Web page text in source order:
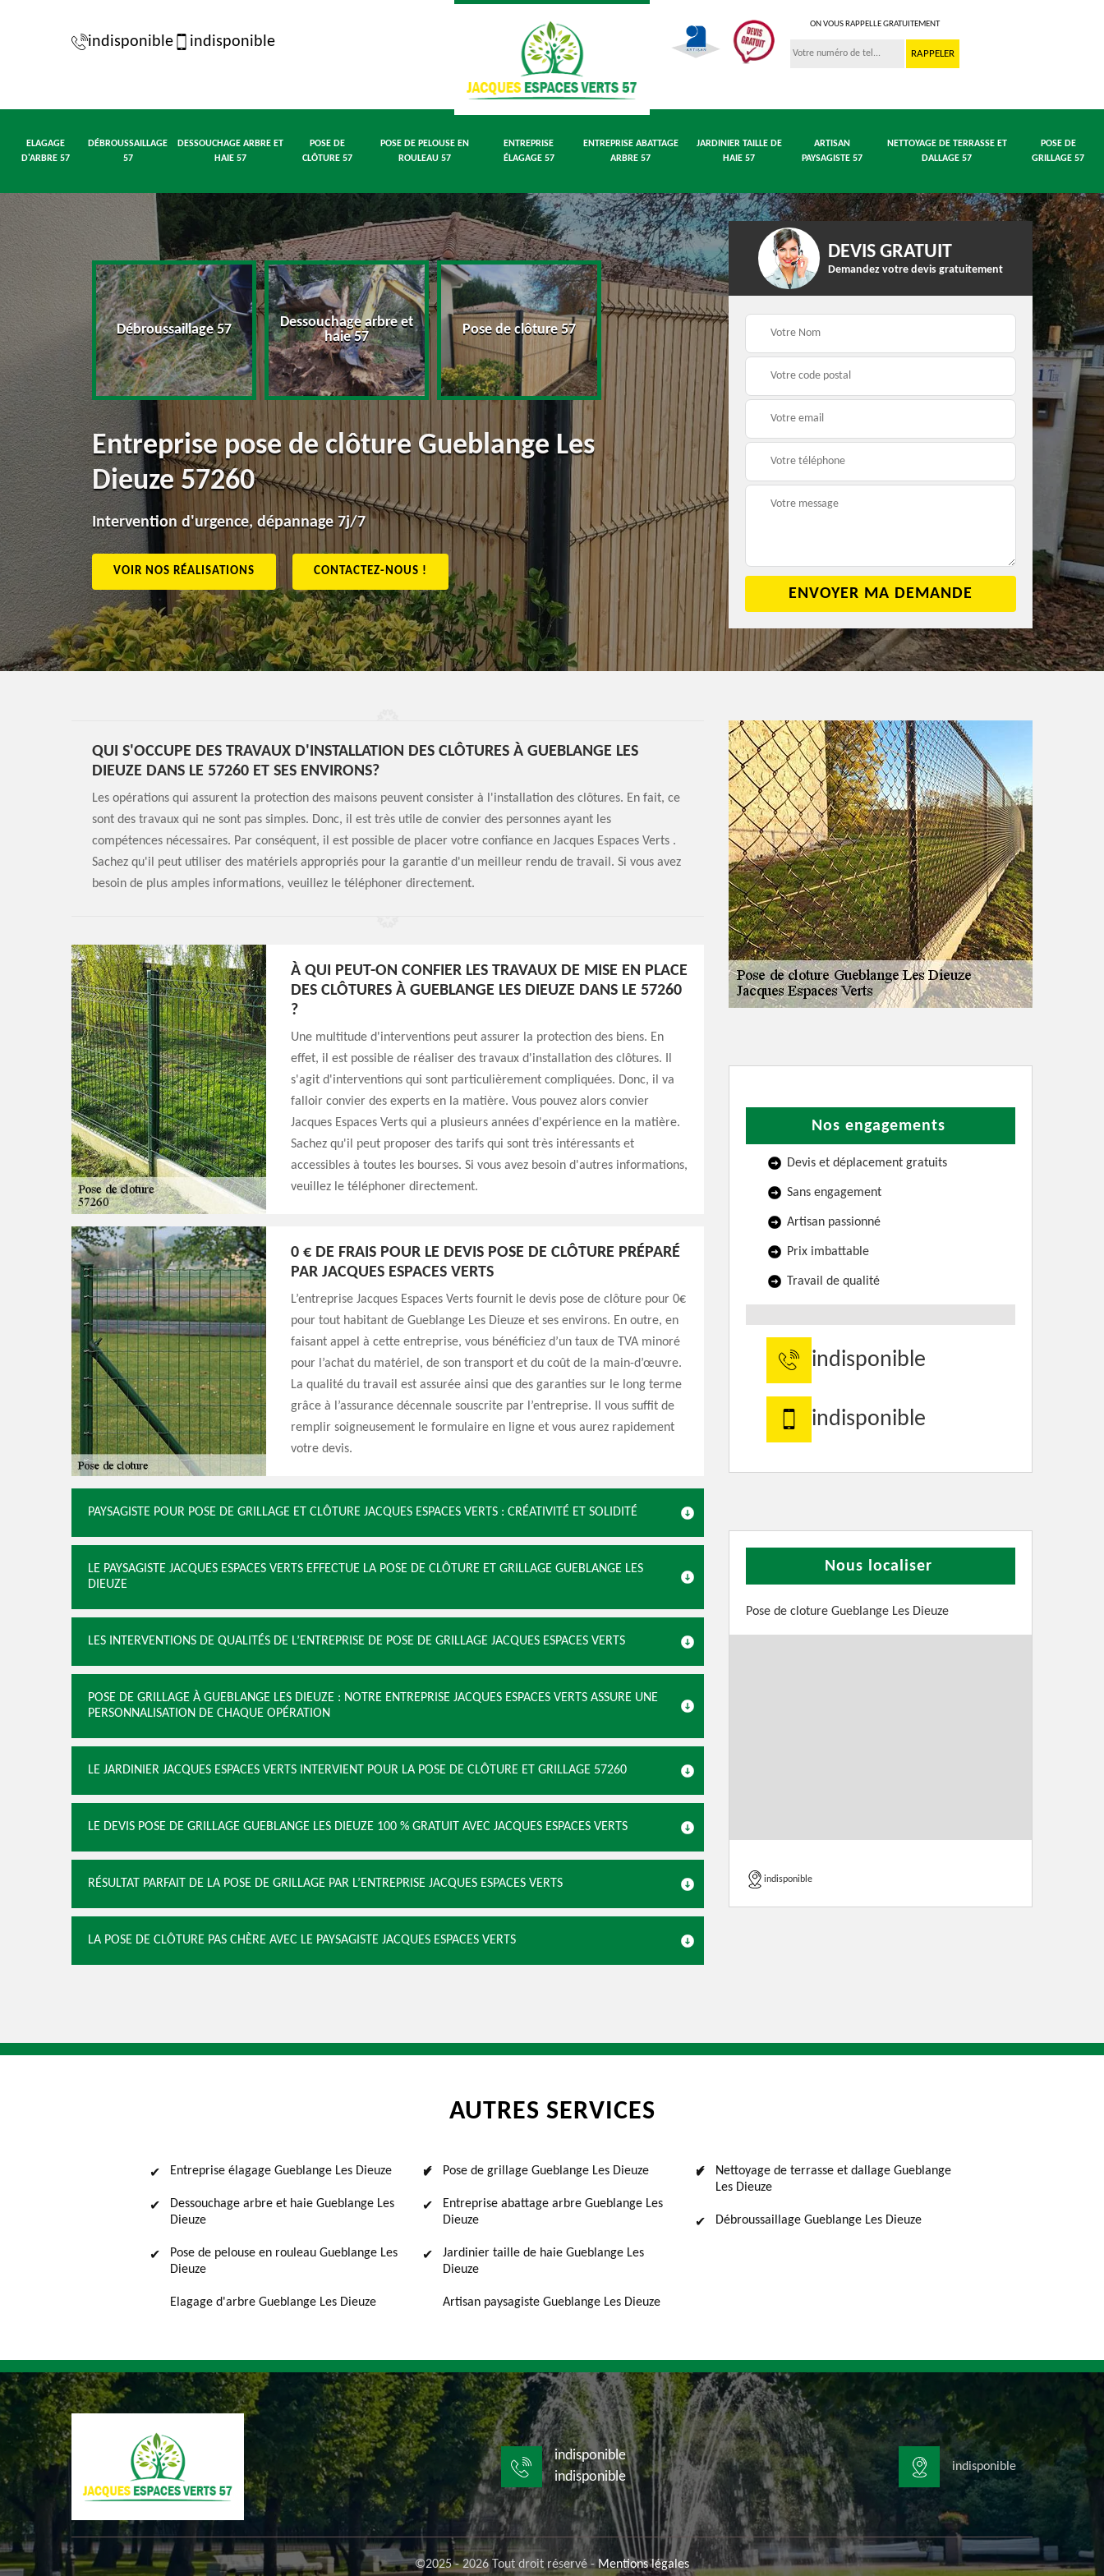
indisponible indisponible
ON VOUS RAPPELLE GRATUITEMENT
ELAGAGE
D'ARBRE 57
DÉBROUSSAILLAGE
57
DESSOUCHAGE ARBRE ET
HAIE 57
POSE DE
CLÔTURE 57
POSE DE PELOUSE EN
ROULEAU 57
ENTREPRISE
ÉLAGAGE 57
ENTREPRISE ABATTAGE
ARBRE 57
JARDINIER TAILLE DE
HAIE 57
ARTISAN
PAYSAGISTE 57
NETTOYAGE DE TERRASSE ET
DALLAGE 57
POSE DE
GRILLAGE 57
57 Débroussaillage 57
Dessouchage arbre et
haie 57
Pose de clôture 57
Pose de pelouse en
rouleau 57
Entreprise élagage 57
Entreprise abattage
arbre 57
Entreprise pose de clôture Gueblange Les
Dieuze 57260
Intervention d'urgence, dépannage 7j/7
VOIR NOS RÉALISATIONS CONTACTEZ-NOUS !
DEVIS GRATUIT
Demandez votre devis gratuitement
QUI S'OCCUPE DES TRAVAUX D'INSTALLATION DES CLÔTURES À GUEBLANGE LES
DIEUZE DANS LE 57260 ET SES ENVIRONS?
Les opérations qui assurent la protection des maisons peuvent consister à l'installation des clôtures. En fait, ce
sont des travaux qui ne sont pas simples. Donc, il est très utile de convier des personnes ayant les
compétences nécessaires. Par conséquent, il est possible de placer votre confiance en Jacques Espaces Verts .
Sachez qu'il peut utiliser des matériels appropriés pour la garantie d'un meilleur rendu de travail. Si vous avez
besoin de plus amples informations, veuillez le téléphoner directement.
À QUI PEUT-ON CONFIER LES TRAVAUX DE MISE EN PLACE
DES CLÔTURES À GUEBLANGE LES DIEUZE DANS LE 57260
?
Une multitude d'interventions peut assurer la protection des biens. En
effet, il est possible de réaliser des travaux d'installation des clôtures. Il
s'agit d'interventions qui sont particulièrement compliquées. Donc, il va
falloir convier des experts en la matière. Vous pouvez alors convier
Jacques Espaces Verts qui a plusieurs années d'expérience en la matière.
Sachez qu'il peut proposer des tarifs qui sont très intéressants et
accessibles à toutes les bourses. Si vous avez besoin d'autres informations,
veuillez le téléphoner directement.
0 € DE FRAIS POUR LE DEVIS POSE DE CLÔTURE PRÉPARÉ
PAR JACQUES ESPACES VERTS
L’entreprise Jacques Espaces Verts fournit le devis pose de clôture pour 0€
pour tout habitant de Gueblange Les Dieuze et ses environs. En outre, en
faisant appel à cette entreprise, vous bénéficiez d’un taux de TVA minoré
pour l’achat du matériel, de son transport et du coût de la main-d’œuvre.
La qualité du travail est assurée ainsi que des garanties sur le long terme
grâce à l’assurance décennale souscrite par l’entreprise. Il vous suffit de
remplir soigneusement le formulaire en ligne et vous aurez rapidement
votre devis.
PAYSAGISTE POUR POSE DE GRILLAGE ET CLÔTURE JACQUES ESPACES VERTS : CRÉATIVITÉ ET SOLIDITÉ
LE PAYSAGISTE JACQUES ESPACES VERTS EFFECTUE LA POSE DE CLÔTURE ET GRILLAGE GUEBLANGE LES
DIEUZE
LES INTERVENTIONS DE QUALITÉS DE L’ENTREPRISE DE POSE DE GRILLAGE JACQUES ESPACES VERTS
POSE DE GRILLAGE À GUEBLANGE LES DIEUZE : NOTRE ENTREPRISE JACQUES ESPACES VERTS ASSURE UNE
PERSONNALISATION DE CHAQUE OPÉRATION
LE JARDINIER JACQUES ESPACES VERTS INTERVIENT POUR LA POSE DE CLÔTURE ET GRILLAGE 57260
LE DEVIS POSE DE GRILLAGE GUEBLANGE LES DIEUZE 100 % GRATUIT AVEC JACQUES ESPACES VERTS
RÉSULTAT PARFAIT DE LA POSE DE GRILLAGE PAR L’ENTREPRISE JACQUES ESPACES VERTS
LA POSE DE CLÔTURE PAS CHÈRE AVEC LE PAYSAGISTE JACQUES ESPACES VERTS
Nos engagements
Devis et déplacement gratuits
Sans engagement
Artisan passionné
Prix imbattable
Travail de qualité
indisponible
indisponible
Nous localiser
Pose de cloture Gueblange Les Dieuze
indisponible
AUTRES SERVICES
Entreprise élagage Gueblange Les Dieuze
Dessouchage arbre et haie Gueblange Les
Dieuze
Pose de pelouse en rouleau Gueblange Les
Dieuze
Elagage d'arbre Gueblange Les Dieuze
Pose de grillage Gueblange Les Dieuze
Entreprise abattage arbre Gueblange Les
Dieuze
Jardinier taille de haie Gueblange Les
Dieuze
Artisan paysagiste Gueblange Les Dieuze
Nettoyage de terrasse et dallage Gueblange
Les Dieuze
Débroussaillage Gueblange Les Dieuze
indisponible
indisponible
indisponible
©2025 - 2026 Tout droit réservé -Mentions légales